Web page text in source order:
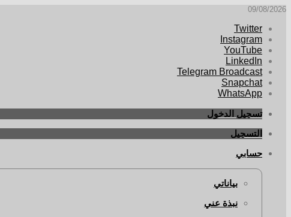
09/08/2026
Twitter
Instagram
YouTube
LinkedIn
Telegram Broadcast
Snapchat
WhatsApp
تسجيل الدخول
التسجيل
حسابي
بياناتي
نبذة عني